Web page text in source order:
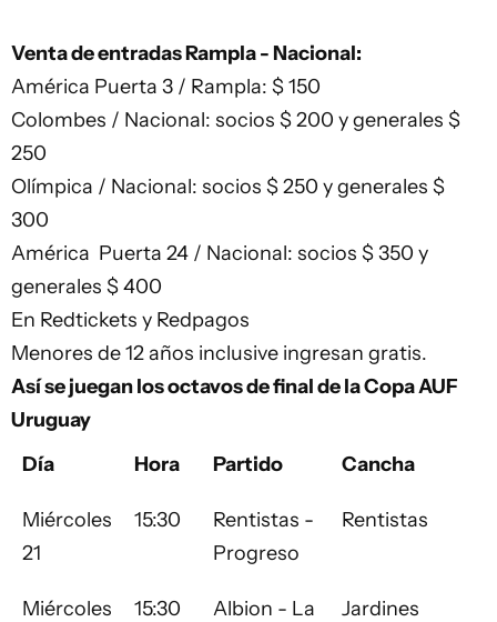
Venta de entradas Rampla - Nacional:
América Puerta 3 / Rampla: $ 150
Colombes / Nacional: socios $ 200 y generales $
250
Olímpica / Nacional: socios $ 250 y generales $
300
América Puerta 24 / Nacional: socios $ 350 y
generales $ 400
En Redtickets y Redpagos
Menores de 12 años inclusive ingresan gratis.
Así se juegan los octavos de final de la Copa AUF
Uruguay
Día
Hora Partido Cancha
Miércoles
21
15:30
Rentistas -
Progreso
Rentistas
Miércoles
15:30
Albion - La
Jardines